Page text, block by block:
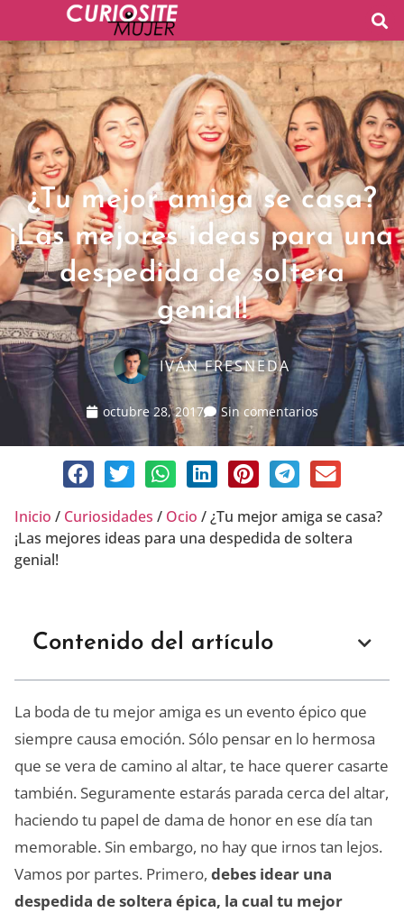
¿Tu mejor amiga se casa?
¡Las mejores ideas para una
despedida de soltera
genial!
IVÁN FRESNEDA
octubre 28, 2017 Sin comentarios
Inicio / Curiosidades / Ocio /¿Tu mejor amiga se casa?
¡Las mejores ideas para una despedida de soltera
genial!
Contenido del artículo
La boda de tu mejor amiga es un evento épico que
siempre causa emoción. Sólo pensar en lo hermosa
que se vera de camino al altar, te hace querer casarte
también. Seguramente estarás parada cerca del altar,
haciendo tu papel de dama de honor en ese día tan
memorable. Sin embargo, no hay que irnos tan lejos.
Vamos por partes. Primero, debes idear una
despedida de soltera épica, la cual tu mejor